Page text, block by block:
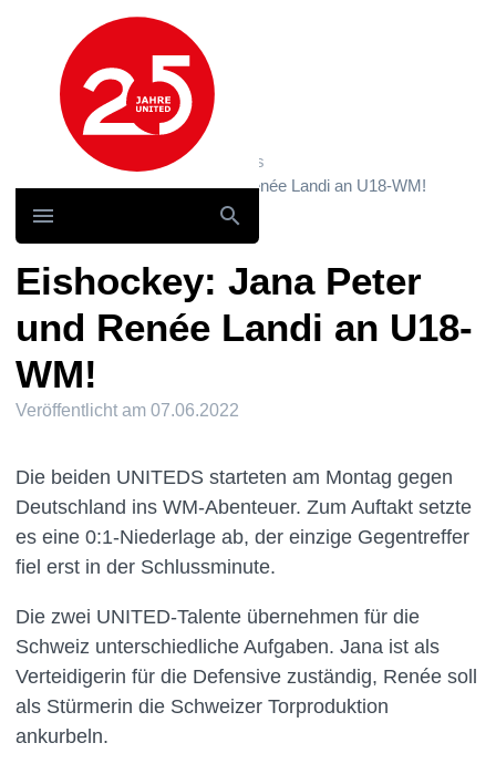
Hauptnavigation
News und Storys / News
Eishockey: Jana Peter und Renée Landi an U18-WM!
Eishockey: Jana Peter
und Renée Landi an U18-
WM!
Veröffentlicht am 07.06.2022
Die beiden UNITEDS starteten am Montag gegen
Deutschland ins WM-Abenteuer. Zum Auftakt setzte
es eine 0:1-Niederlage ab, der einzige Gegentreffer
fiel erst in der Schlussminute.
Die zwei UNITED-Talente übernehmen für die
Schweiz unterschiedliche Aufgaben. Jana ist als
Verteidigerin für die Defensive zuständig, Renée soll
als Stürmerin die Schweizer Torproduktion
ankurbeln.